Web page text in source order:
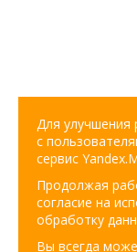
Для улучшения
с
сервис
Продолжая
согласие на
обработку
Вы всегда